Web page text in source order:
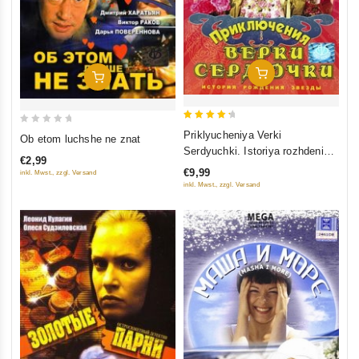
In Den Warenkorb
of
Ob etom luchshe ne znat
€2,99
inkl. Mwst., zzgl. Versand
In Den Warenkorb
out of 5
Priklyucheniya Verki
Serdyuchki. Istoriya rozhdeniya
zvezdy. Andrej Danilko v
muzykalnoj komedii
€9,99
inkl. Mwst., zzgl. Versand